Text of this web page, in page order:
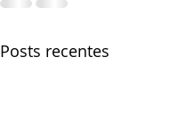
Posts recentes